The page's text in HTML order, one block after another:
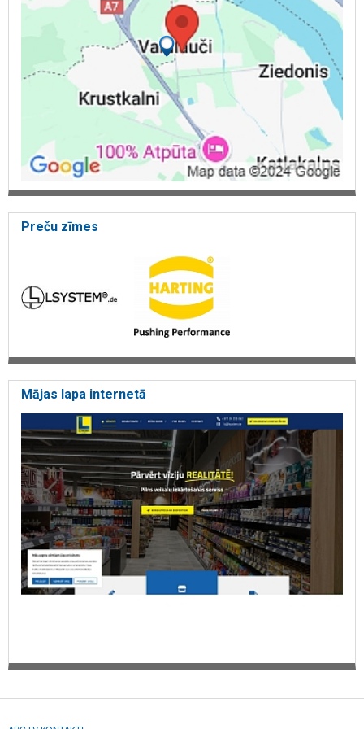
restorāniem, kafejnīcām, picērijām, kulinārijas, profesionālais
aprīkojums virtuvēm, ēdināšanas iestāžu profesionālās iekārtas,
ēdināšanas uzņēmuma virtuves iekārtas, tirdzniecības letes, bāra
aprīkojums, iekārtu paliktņi, iekārtas bāriem, iekārtas kafejnīcām,
iekārtas restorāniem, veikalu un noliktavu aprīkojums un montāža,
veikalu projektēšana un koncepti, tirdzniecības risinājumi,
konsultācijas visos ar pārtikas aprites uzņēmumu.
Preču zīmes
Mājas lapa internetā